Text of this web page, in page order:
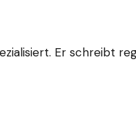
Er schreibt